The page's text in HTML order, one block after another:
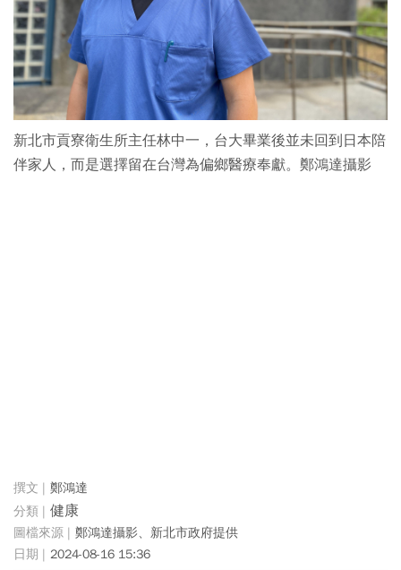
新北市貢寮衛生所主任林中一，台大畢業後並未回到日本陪
伴家人，而是選擇留在台灣為偏鄉醫療奉獻。鄭鴻達攝影
鄭鴻達
健康
鄭鴻達攝影、新北市政府提供
2024-08-16 15:36